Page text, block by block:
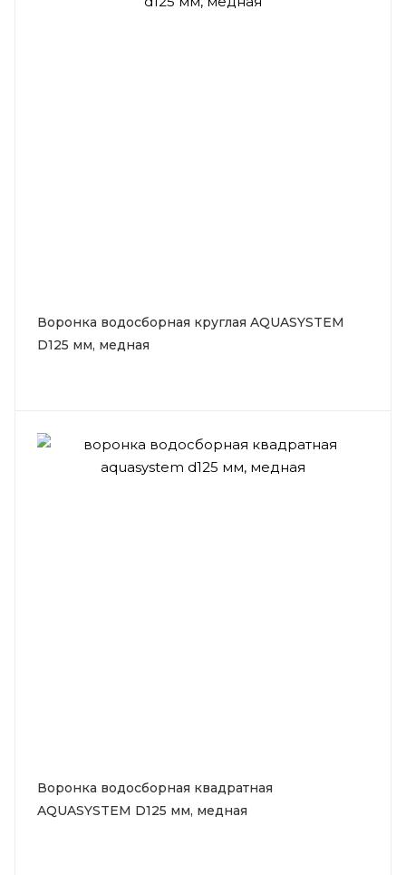
Воронка водосборная круглая AQUASYSTEM
D125 мм, медная
Воронка водосборная квадратная
AQUASYSTEM D125 мм, медная